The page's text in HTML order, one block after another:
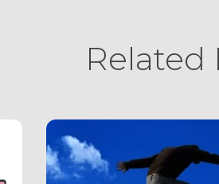
Related